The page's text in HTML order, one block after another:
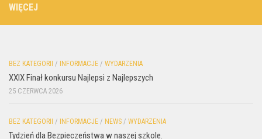
WIĘCEJ
BEZ KATEGORII / INFORMACJE / WYDARZENIA
XXIX Finał konkursu Najlepsi z Najlepszych
25 CZERWCA 2026
BEZ KATEGORII / INFORMACJE / NEWS / WYDARZENIA
Tydzień dla Bezpieczeństwa w naszej szkole.